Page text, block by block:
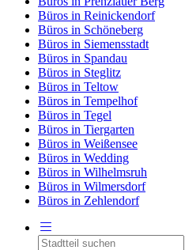
Büros in Reinickendorf
Büros in Schöneberg
Büros in Siemensstadt
Büros in Spandau
Büros in Steglitz
Büros in Teltow
Büros in Tempelhof
Büros in Tegel
Büros in Tiergarten
Büros in Weißensee
Büros in Wedding
Büros in Wilhelmsruh
Büros in Wilmersdorf
Büros in Zehlendorf